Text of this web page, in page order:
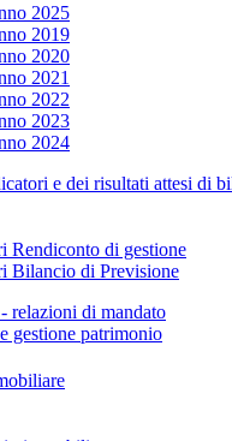
2025
2019
2020
2021
2022
2023
2024
e dei risultati attesi di
Rendiconto di gestione
Bilancio di Previsione
relazioni di mandato
gestione patrimonio